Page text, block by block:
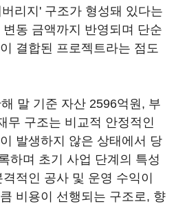
리지' 구조가 형성돼 있다는
동 금액까지 반영되며 단순
결합된 프로젝트라는 점도
말 기준 자산 2596억원, 부
무 구조는 비교적 안정적인
발생하지 않은 상태에서 당
하며 초기 사업 단계의 특성
적인 공사 및 운영 수익이
비용이 선행되는 구조로, 향